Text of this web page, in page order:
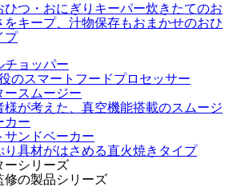
ひつ・おにぎりキーパー炊きたてのお
をキープ、汁物保存もおまかせのおひ
プ
チョッパー
のスマートフードプロセッサー
ースムージー
様が考えた、真空機能搭載のスムージ
カー
サンドベーカー
り具材がはさめる直火焼きタイプ
ーシリーズ
修の製品シリーズ